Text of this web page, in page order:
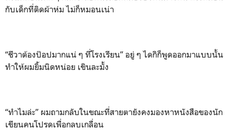
กับเด็กที่ติดผ้าห่ม ไม่ก็หมอนเน่า
“ชีวาต้องป๊อปมากแน่ ๆ ที่โรงเรียน” อยู่ ๆ ไดกิก็พูดออกมาแบบนั้น
ทำให้ผมยิ้มนิดหน่อย เขินละมั้ง
“ทำไมล่ะ” ผมถามกลับในขณะที่สายตายังคงมองหาหนังสือของนัก
เขียนคนโปรดเพื่อกลบเกลื่อน